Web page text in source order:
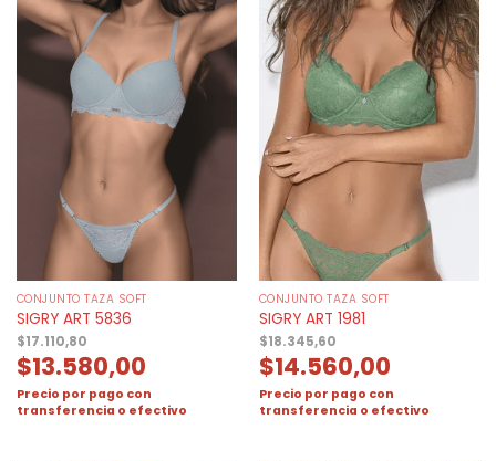
CONJUNTO TAZA SOFT
SIGRY ART 5836
$17.110,80
$13.580,00
Precio por pago con
transferencia o efectivo
CONJUNTO TAZA SOFT
SIGRY ART 1981
$18.345,60
$14.560,00
Precio por pago con
transferencia o efectivo